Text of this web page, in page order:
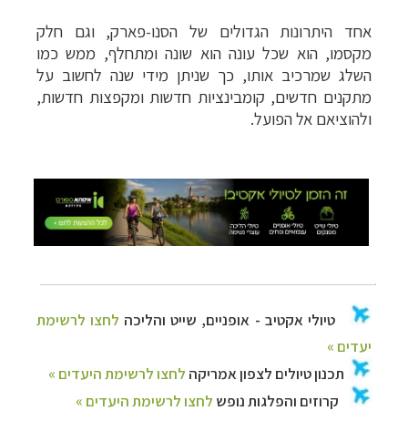
אחד היתרונות הגדולים של הסנו-פארק, וגם חלק
מקסמו, הוא שכל עונה הוא שונה ומתחלף, ממש כמו
השלג שמרכיב אותו, כך שניתן מידי שנה לחשוב על
מתקנים חדשים, קומבינציות חדשות ומקפצות חדשות,
ולהוציאם אל הפועל.
טיולי אקטיב - אופניים, שייט והליכה לחצו לרשימת
יעדים »
תכנוןטיולים לצפון אמריקה